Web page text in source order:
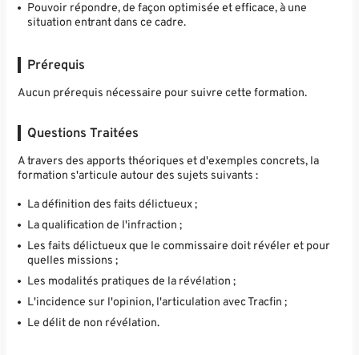
Pouvoir répondre, de façon optimisée et efficace, à une
situation entrant dans ce cadre.
Prérequis
Aucun prérequis nécessaire pour suivre cette formation.
Questions Traitées
A travers des apports théoriques et d'exemples concrets, la
formation s'articule autour des sujets suivants :
La définition des faits délictueux ;
La qualification de l'infraction ;
Les faits délictueux que le commissaire doit révéler et pour
quelles missions ;
Les modalités pratiques de la révélation ;
L'incidence sur l'opinion, l'articulation avec Tracfin ;
Le délit de non révélation.